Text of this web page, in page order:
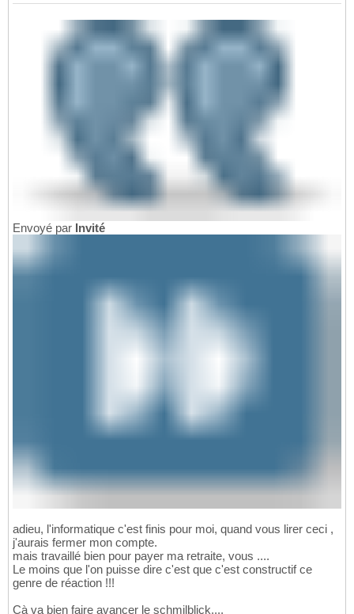
Envoyé par Invité
adieu, l'informatique c'est finis pour moi, quand vous lirer ceci ,
j'aurais fermer mon compte.
mais travaillé bien pour payer ma retraite, vous ....
Le moins que l'on puisse dire c'est que c'est constructif ce
genre de réaction !!!
Çà va bien faire avancer le schmilblick....